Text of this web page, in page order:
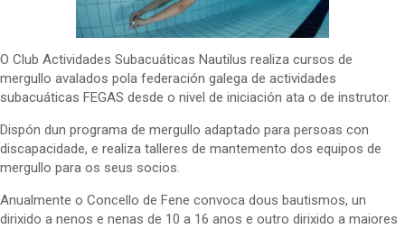
O Club Actividades Subacuáticas Nautilus realiza cursos de
mergullo avalados pola federación galega de actividades
subacuáticas FEGAS desde o nivel de iniciación ata o de instrutor.
Dispón dun programa de mergullo adaptado para persoas con
discapacidade, e realiza talleres de mantemento dos equipos de
mergullo para os seus socios.
Anualmente o Concello de Fene convoca dous bautismos, un
dirixido a nenos e nenas de 10 a 16 anos e outro dirixido a maiores